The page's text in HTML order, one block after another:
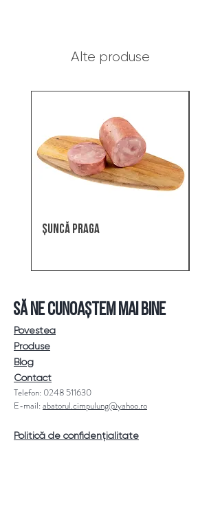
Alte produse
ȘUNCĂ PRAGA
SĂ NE CUNOAȘTEM MAI BINE
Povestea
Produse
Blog
Contact
Telefon: 0248 511630
E-mail:abatorul.cimpulung@yahoo.ro
Politică de confidențialitate